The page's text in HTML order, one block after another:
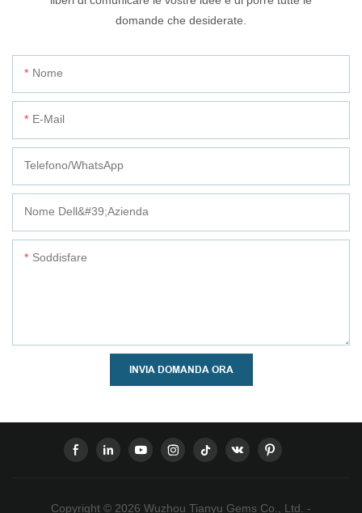
domande che desiderate.
Nome
E-Mail
Telefono/WhatsApp
Nome Dell&#39;azienda
Soddisfare
INVIA DOMANDA ORA
Copyright © 2026 Wuzhou Tianyu Gems Co., Ltd. -